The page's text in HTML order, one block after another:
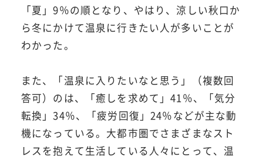
「夏」9％の順となり、やはり、涼しい秋口か
ら冬にかけて温泉に行きたい人が多いことが
わかった。
また、「温泉に入りたいなと思う」（複数回
答可）のは、「癒しを求めて」41％、「気分
転換」34％、「疲労回復」24％などが主な動
機になっている。大都市圏でさまざまなスト
レスを抱えて生活している人々にとって、温